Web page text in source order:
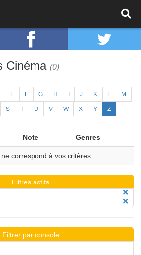
Cinéma (0)
E F G H J K L M
S T U V W X Y Z
Note Genres
correspond à vos critères.
Filtres actifs
Filtrer par console